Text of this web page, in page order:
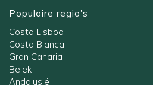
Populaire regio's
Costa Lisboa
Costa Blanca
Gran Canaria
Belek
Andalusië